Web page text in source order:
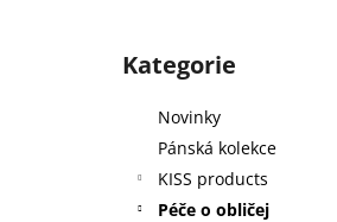
Přeskočit
kategorie
Kategorie
Novinky
Pánská kolekce
KISS products
Péče o obličej